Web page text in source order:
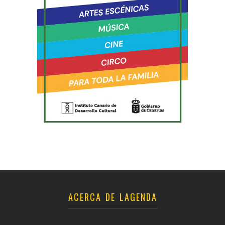
ACERCA DE LAGENDA